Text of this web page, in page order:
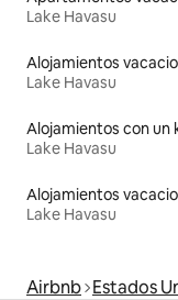
Lake Havasu
Lake Havasu
Alojamientos con un
Lake Havasu
Lake Havasu
Airbnb Estados